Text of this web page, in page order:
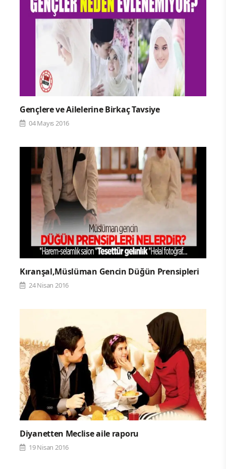
Gençlere ve Ailelerine Birkaç Tavsiye
04 Mayıs 2016
Kıranşal,Müslüman Gencin Düğün Prensipleri
24 Nisan 2016
Diyanetten Meclise aile raporu
19 Nisan 2016